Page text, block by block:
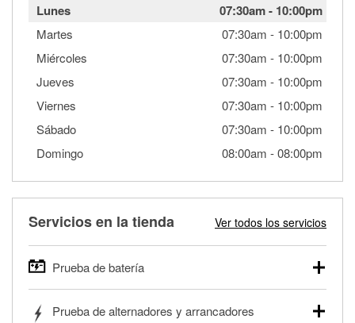
Lunes 07:30am- 10:00pm
Martes 07:30am - 10:00pm
Miércoles
07:30am - 10:00pm
Jueves
07:30am - 10:00pm
Viernes
07:30am - 10:00pm
Sábado
07:30am - 10:00pm
Domingo
08:00am -08:00pm
Servicios en la tienda Ver todos los servicios
Prueba de batería
autos, camionetas, SUVs, vehículos comerciales y
Prueba de alternadores y arrancadores